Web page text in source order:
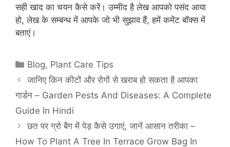
सही खाद का चयन कैसे करें। उम्मीद है लेख आपको पसंद आया
हो, लेख के सम्बन्ध में आपके जो भी सुझाव हैं, हमें कमेंट बॉक्स में
बताएं।
Categories
Blog, Plant Care Tips
जानिए किन कीटों और रोगों से खराब हो सकता है आपका
गार्डन – Garden Pests And Diseases: A Complete
Guide In Hindi
छत पर ग्रो बैग में पेड़ कैसे उगाएं, जानें आसान तरीका –
How To Plant A Tree In Terrace Grow Bag In